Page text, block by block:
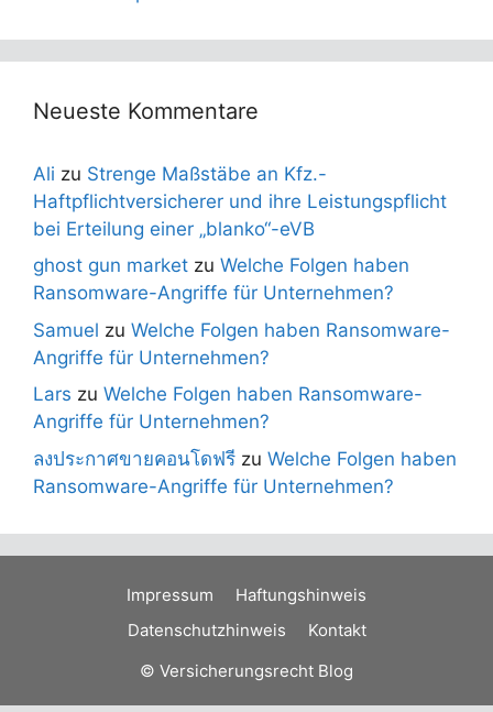
Neueste Kommentare
Ali zu Strenge Maßstäbe an Kfz.-
Haftpflichtversicherer und ihre Leistungspflicht
bei Erteilung einer „blanko“-eVB
ghost gun market zu Welche Folgen haben
Ransomware-Angriffe für Unternehmen?
Samuel zu Welche Folgen haben Ransomware-
Angriffe für Unternehmen?
Lars zu Welche Folgen haben Ransomware-
Angriffe für Unternehmen?
ลงประกาศขายคอนโดฟรี zu Welche Folgen haben
Ransomware-Angriffe für Unternehmen?
Impressum
Haftungshinweis
Datenschutzhinweis
Kontakt
© Versicherungsrecht Blog